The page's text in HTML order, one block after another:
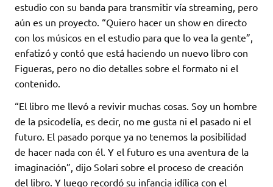
estudio con su banda para transmitir vía streaming, pero
aún es un proyecto. “Quiero hacer un show en directo
con los músicos en el estudio para que lo vea la gente”,
enfatizó y contó que está haciendo un nuevo libro con
Figueras, pero no dio detalles sobre el formato ni el
contenido.
“El libro me llevó a revivir muchas cosas. Soy un hombre
de la psicodelía, es decir, no me gusta ni el pasado ni el
futuro. El pasado porque ya no tenemos la posibilidad
de hacer nada con él. Y el futuro es una aventura de la
imaginación”, dijo Solari sobre el proceso de creación
del libro. Y luego recordó su infancia idílica con el